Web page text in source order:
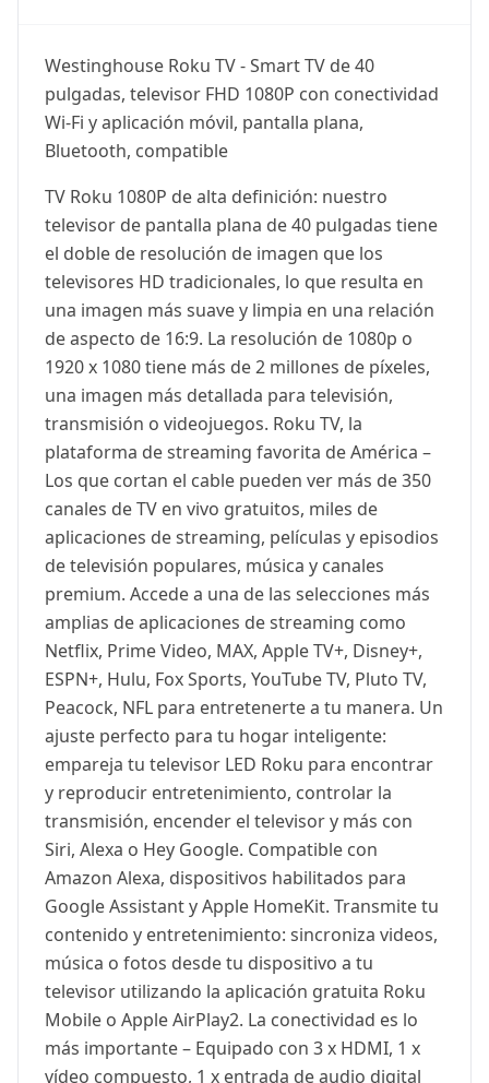
Westinghouse Roku TV - Smart TV de 40
pulgadas, televisor FHD 1080P con conectividad
Wi-Fi y aplicación móvil, pantalla plana,
Bluetooth, compatible
TV Roku 1080P de alta definición: nuestro
televisor de pantalla plana de 40 pulgadas tiene
el doble de resolución de imagen que los
televisores HD tradicionales, lo que resulta en
una imagen más suave y limpia en una relación
de aspecto de 16:9. La resolución de 1080p o
1920 x 1080 tiene más de 2 millones de píxeles,
una imagen más detallada para televisión,
transmisión o videojuegos. Roku TV, la
plataforma de streaming favorita de América –
Los que cortan el cable pueden ver más de 350
canales de TV en vivo gratuitos, miles de
aplicaciones de streaming, películas y episodios
de televisión populares, música y canales
premium. Accede a una de las selecciones más
amplias de aplicaciones de streaming como
Netflix, Prime Video, MAX, Apple TV+, Disney+,
ESPN+, Hulu, Fox Sports, YouTube TV, Pluto TV,
Peacock, NFL para entretenerte a tu manera. Un
ajuste perfecto para tu hogar inteligente:
empareja tu televisor LED Roku para encontrar
y reproducir entretenimiento, controlar la
transmisión, encender el televisor y más con
Siri, Alexa o Hey Google. Compatible con
Amazon Alexa, dispositivos habilitados para
Google Assistant y Apple HomeKit. Transmite tu
contenido y entretenimiento: sincroniza videos,
música o fotos desde tu dispositivo a tu
televisor utilizando la aplicación gratuita Roku
Mobile o Apple AirPlay2. La conectividad es lo
más importante – Equipado con 3 x HDMI, 1 x
vídeo compuesto, 1 x entrada de audio digital